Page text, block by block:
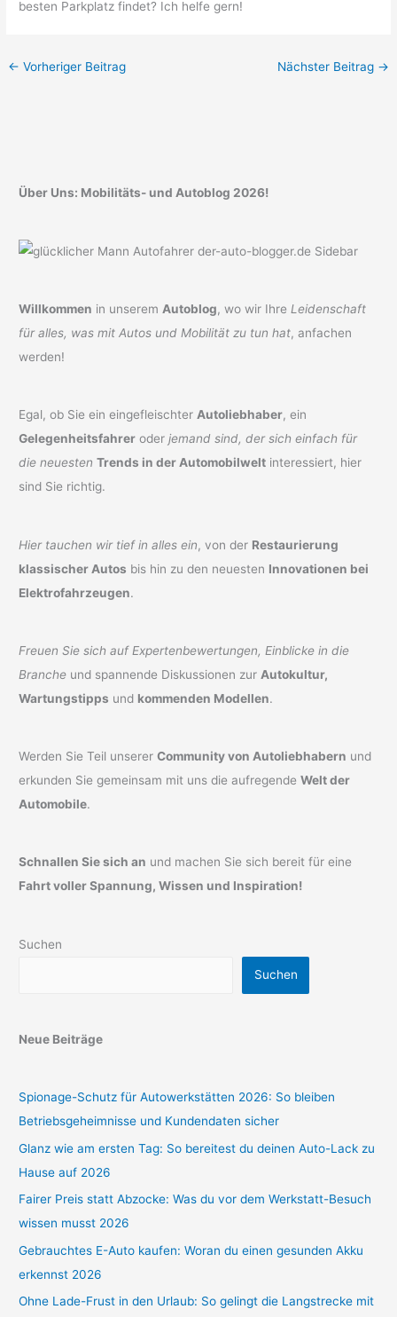
besten Parkplatz findet? Ich helfe gern!
← Vorheriger Beitrag Nächster Beitrag →
Über Uns: Mobilitäts- und Autoblog 2026!
Willkommen in unserem Autoblog, wo wir Ihre Leidenschaft
für alles, was mit Autos und Mobilität zu tun hat, anfachen
werden!
Egal, ob Sie ein eingefleischterAutoliebhaber, ein
Gelegenheitsfahrer oderjemand sind, der sich einfach für
die neuesten Trends in der Automobilwelt interessiert, hier
sind Sie richtig.
Hier tauchen wir tief in alles ein, von der Restaurierung
klassischer Autos bis hin zu den neuesten Innovationen bei
Elektrofahrzeugen.
Freuen Sie sich auf Expertenbewertungen, Einblicke in die
Branche und spannende Diskussionen zur Autokultur,
Wartungstipps und kommenden Modellen.
Werden Sie Teil unsererCommunity von Autoliebhabern und
erkunden Sie gemeinsam mit uns die aufregendeWelt der
Automobile.
Schnallen Sie sich an und machen Sie sich bereit für eine
Fahrt voller Spannung, Wissen und Inspiration!
Suchen
Suchen
Neue Beiträge
Spionage-Schutz für Autowerkstätten 2026: So bleiben
Betriebsgeheimnisse und Kundendaten sicher
Glanz wie am ersten Tag: So bereitest du deinen Auto-Lack zu
Hause auf 2026
Fairer Preis statt Abzocke: Was du vor dem Werkstatt-Besuch
wissen musst 2026
Gebrauchtes E-Auto kaufen: Woran du einen gesunden Akku
erkennst 2026
Ohne Lade-Frust in den Urlaub: So gelingt die Langstrecke mit